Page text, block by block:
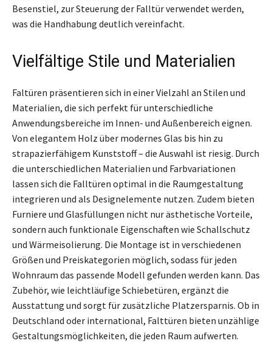
Besenstiel, zur Steuerung der Falltür verwendet werden,
was die Handhabung deutlich vereinfacht.
Vielfältige Stile und Materialien
Faltüren präsentieren sich in einer Vielzahl an Stilen und
Materialien, die sich perfekt für unterschiedliche
Anwendungsbereiche im Innen- und Außenbereich eignen.
Von elegantem Holz über modernes Glas bis hin zu
strapazierfähigem Kunststoff – die Auswahl ist riesig. Durch
die unterschiedlichen Materialien und Farbvariationen
lassen sich die Falltüren optimal in die Raumgestaltung
integrieren und als Designelemente nutzen. Zudem bieten
Furniere und Glasfüllungen nicht nur ästhetische Vorteile,
sondern auch funktionale Eigenschaften wie Schallschutz
und Wärmeisolierung. Die Montage ist in verschiedenen
Größen und Preiskategorien möglich, sodass für jeden
Wohnraum das passende Modell gefunden werden kann. Das
Zubehör, wie leichtläufige Schiebetüren, ergänzt die
Ausstattung und sorgt für zusätzliche Platzersparnis. Ob in
Deutschland oder international, Falttüren bieten unzählige
Gestaltungsmöglichkeiten, die jeden Raum aufwerten.